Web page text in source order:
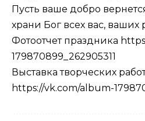
Пусть ваше добро
храни Бог всех вас, ваших
Фотоотчет праздника
179870899_262905311
Выставка творческих
https://vk.com/album-